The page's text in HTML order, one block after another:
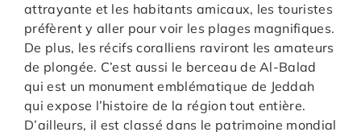
attrayante et les habitants amicaux, les touristes
préfèrent y aller pour voir les plages magnifiques.
De plus, les récifs coralliens raviront les amateurs
de plongée. C’est aussi le berceau de Al-Balad
qui est un monument emblématique de Jeddah
qui expose l’histoire de la région tout entière.
D’ailleurs, il est classé dans le patrimoine mondial